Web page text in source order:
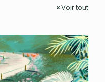
Voir tout